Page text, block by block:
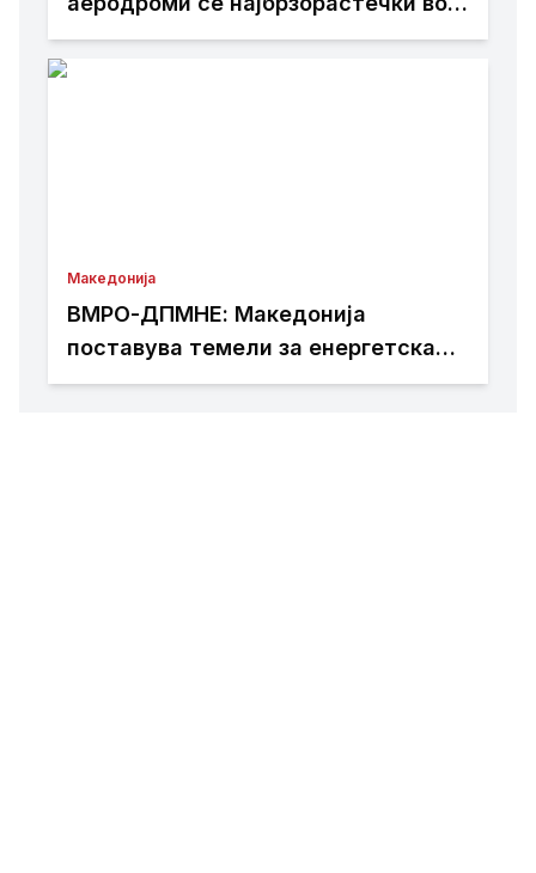
регионот – тоа е резултат на
Македонија
ВМРО-ДПМНЕ: Македонија
поставува темели за енергетска
независност и зелена транзиција